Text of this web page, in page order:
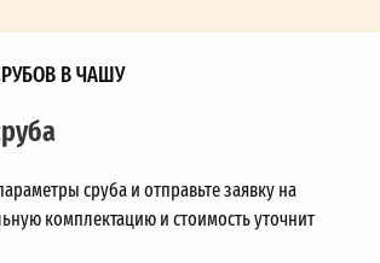
В ЧАШУ
сруба и отправьте заявку на
комплектацию и стоимость уточнит